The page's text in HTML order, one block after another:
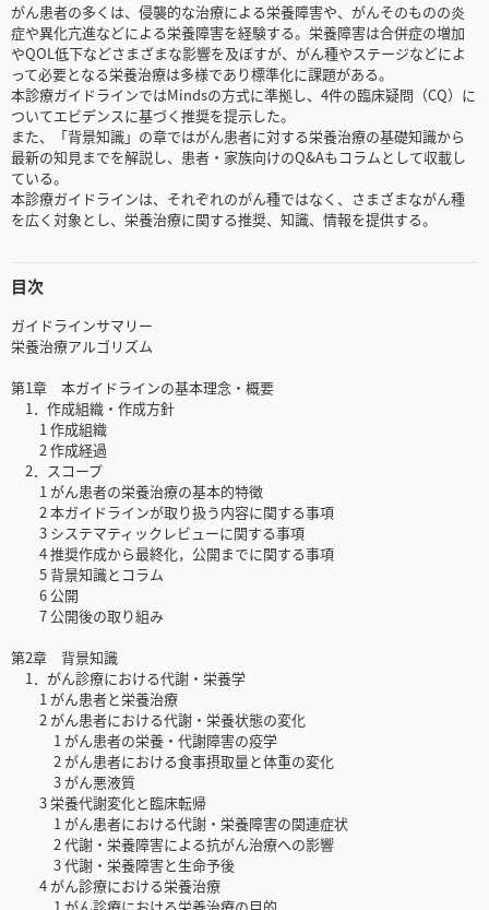
がん患者の多くは、侵襲的な治療による栄養障害や、がんそのものの炎
症や異化亢進などによる栄養障害を経験する。栄養障害は合併症の増加
やQOL低下などさまざまな影響を及ぼすが、がん種やステージなどによ
って必要となる栄養治療は多様であり標準化に課題がある。
本診療ガイドラインではMindsの方式に準拠し、4件の臨床疑問（CQ）に
ついてエビデンスに基づく推奨を提示した。
また、「背景知識」の章ではがん患者に対する栄養治療の基礎知識から
最新の知見までを解説し、患者・家族向けのQ&Aもコラムとして収載し
ている。
本診療ガイドラインは、それぞれのがん種ではなく、さまざまながん種
を広く対象とし、栄養治療に関する推奨、知識、情報を提供する。
目次
ガイドラインサマリー
栄養治療アルゴリズム
第1章 本ガイドラインの基本理念・概要
1．作成組織・作成方針
1 作成組織
2 作成経過
2．スコープ
1 がん患者の栄養治療の基本的特徴
2 本ガイドラインが取り扱う内容に関する事項
3 システマティックレビューに関する事項
4 推奨作成から最終化，公開までに関する事項
5 背景知識とコラム
6 公開
7 公開後の取り組み
第2章 背景知識
1．がん診療における代謝・栄養学
1 がん患者と栄養治療
2 がん患者における代謝・栄養状態の変化
1 がん患者の栄養・代謝障害の疫学
2 がん患者における食事摂取量と体重の変化
3 がん悪液質
3 栄養代謝変化と臨床転帰
1 がん患者における代謝・栄養障害の関連症状
2 代謝・栄養障害による抗がん治療への影響
3 代謝・栄養障害と生命予後
4 がん診療における栄養治療